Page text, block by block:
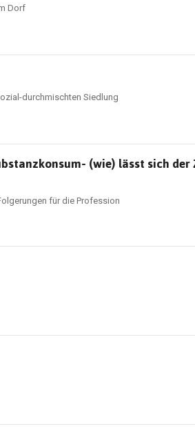
Dorf
durchmischten Siedlung
(wie) lässt sich
für die Profession